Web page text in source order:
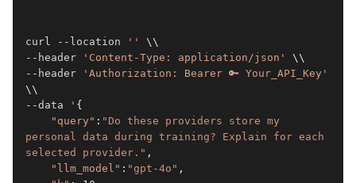
curl --location ' '
\\
--header
'Content-Type: application/json'
\\
--header
'Authorization: Bearer 🔑 Your_API_Key'
\\
--data
' {
"query" : "Do these providers store my
personal data during training? Explain for each
selected provider." ,
"llm_model" : "gpt-4o" ,